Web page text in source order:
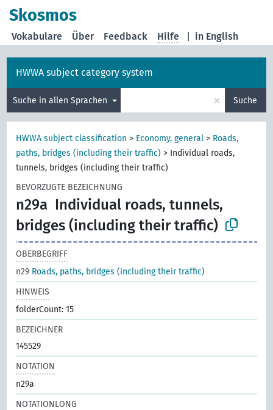
Skosmos
in English
Vokabulare Über Feedback Hilfe
HWWA subject category system
Suche in allen Sprachen × Suche
HWWA subject classification > Economy, general > Roads,
paths, bridges (including their traffic) > Individual roads,
tunnels, bridges (including their traffic)
BEVORZUGTE BEZEICHNUNG
n29a Individual roads, tunnels,
bridges (including their traffic)
OBERBEGRIFF
n29 Roads, paths, bridges (including their traffic)
HINWEIS
folderCount: 15
BEZEICHNER
145529
NOTATION
n29a
NOTATIONLONG